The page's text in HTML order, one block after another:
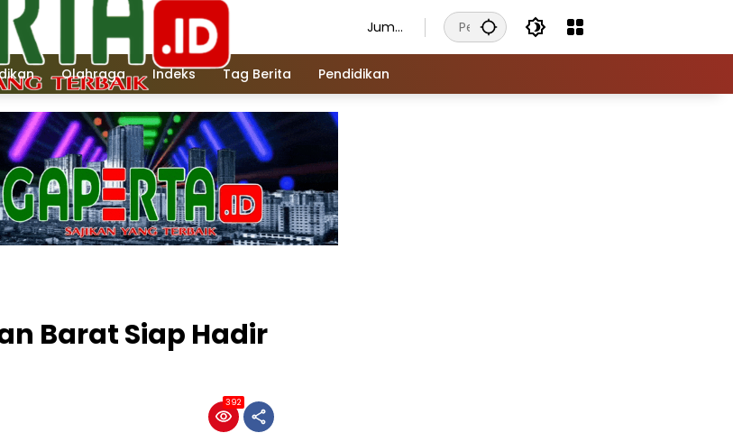
Juma
Agust
us
Olahraga Indeks Tag Berita Pendidikan
Barat Siap Hadir
392